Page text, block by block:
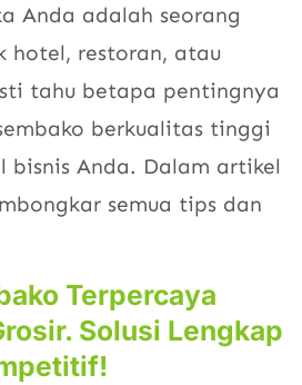
Anda adalah seorang
hotel, restoran, atau
tahu betapa pentingnya
berkualitas tinggi
bisnis Anda. Dalam artikel
semua tips dan
Terpercaya
Solusi Lengkap